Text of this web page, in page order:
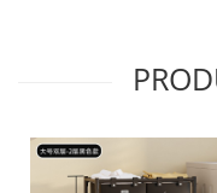
Storcatoare / Blendere